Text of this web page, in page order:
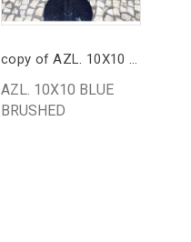
copy of AZL. 10X10 BLUE BRUSHED
AZL. 10X10 BLUE
BRUSHED